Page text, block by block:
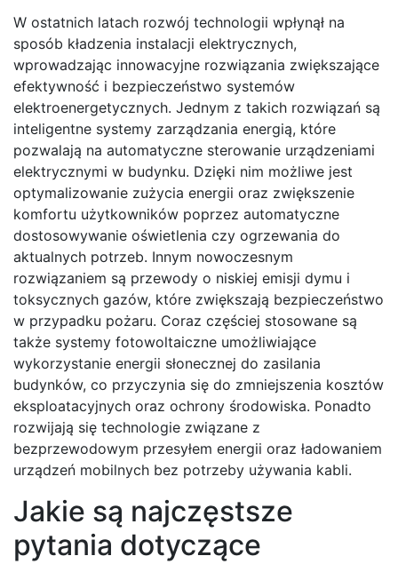
W ostatnich latach rozwój technologii wpłynął na
sposób kładzenia instalacji elektrycznych,
wprowadzając innowacyjne rozwiązania zwiększające
efektywność i bezpieczeństwo systemów
elektroenergetycznych. Jednym z takich rozwiązań są
inteligentne systemy zarządzania energią, które
pozwalają na automatyczne sterowanie urządzeniami
elektrycznymi w budynku. Dzięki nim możliwe jest
optymalizowanie zużycia energii oraz zwiększenie
komfortu użytkowników poprzez automatyczne
dostosowywanie oświetlenia czy ogrzewania do
aktualnych potrzeb. Innym nowoczesnym
rozwiązaniem są przewody o niskiej emisji dymu i
toksycznych gazów, które zwiększają bezpieczeństwo
w przypadku pożaru. Coraz częściej stosowane są
także systemy fotowoltaiczne umożliwiające
wykorzystanie energii słonecznej do zasilania
budynków, co przyczynia się do zmniejszenia kosztów
eksploatacyjnych oraz ochrony środowiska. Ponadto
rozwijają się technologie związane z
bezprzewodowym przesyłem energii oraz ładowaniem
urządzeń mobilnych bez potrzeby używania kabli.
Jakie są najczęstsze
pytania dotyczące